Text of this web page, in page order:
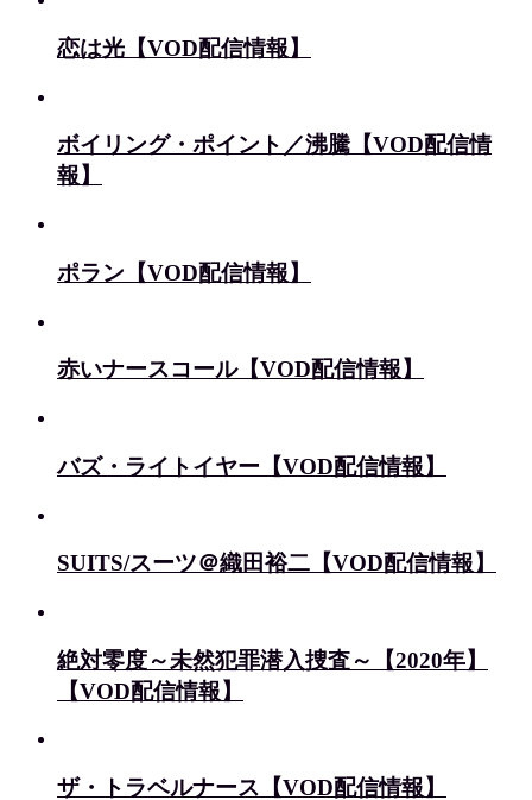
恋は光【VOD配信情報】
ボイリング・ポイント／沸騰【VOD配信情
報】
ポラン【VOD配信情報】
赤いナースコール【VOD配信情報】
バズ・ライトイヤー【VOD配信情報】
SUITS/スーツ＠織田裕二【VOD配信情報】
絶対零度～未然犯罪潜入捜査～【2020年】
【VOD配信情報】
ザ・トラベルナース【VOD配信情報】